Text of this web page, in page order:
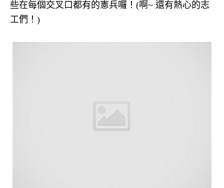
些在每個交叉口都有的憲兵囉！(啊~ 還有熱心的志
工們！)